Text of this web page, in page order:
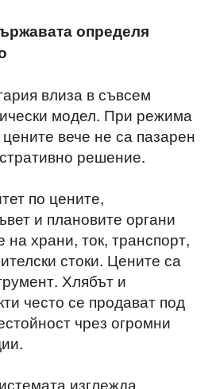
определя
влиза в съвсем
модел. При режима
вече не са пазарен
решение.
по цените,
и плановите органи
на храни, ток, транспорт,
стоки. Цените са
Хлябът и
често се продават под
чрез огромни
изглежда